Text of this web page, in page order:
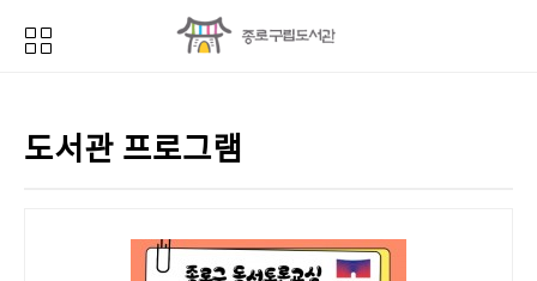
도서관 프로그램